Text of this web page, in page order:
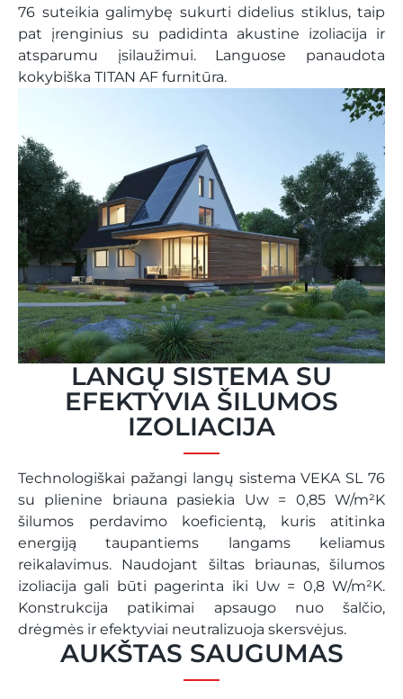
76 suteikia galimybę sukurti didelius stiklus, taip
pat įrenginius su padidinta akustine izoliacija ir
atsparumu įsilaužimui. Languose panaudota
kokybiška TITAN AF furnitūra.
LANGŲ SISTEMA SU
EFEKTYVIA ŠILUMOS
IZOLIACIJA
Technologiškai pažangi langų sistema VEKA SL 76
su plienine briauna pasiekia Uw = 0,85 W/m²K
šilumos perdavimo koeficientą, kuris atitinka
energiją taupantiems langams keliamus
reikalavimus. Naudojant šiltas briaunas, šilumos
izoliacija gali būti pagerinta iki Uw = 0,8 W/m²K.
Konstrukcija patikimai apsaugo nuo šalčio,
drėgmės ir efektyviai neutralizuoja skersvėjus.
AUKŠTAS SAUGUMAS